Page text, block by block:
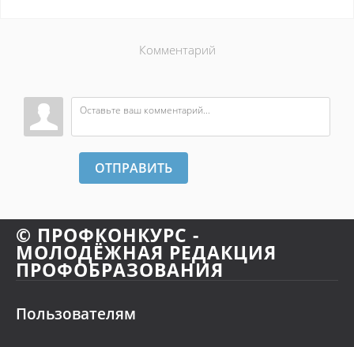
Комментарий
ОТПРАВИТЬ
© ПРОФКОНКУРС -
МОЛОДЁЖНАЯ РЕДАКЦИЯ
ПРОФОБРАЗОВАНИЯ
Пользователям